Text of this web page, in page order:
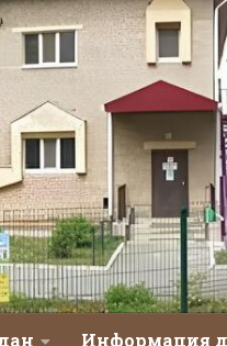
Информация